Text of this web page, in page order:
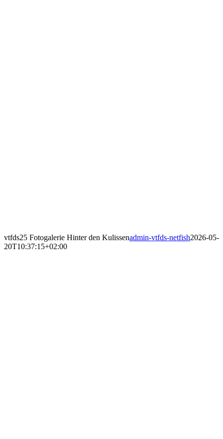
vtfds25 Fotogalerie Hinter den Kulissenadmin-vtfds-netfish2026-05-
20T10:37:15+02:00